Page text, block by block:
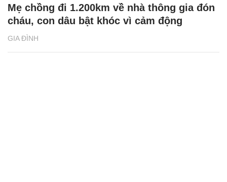
GIA ĐÌNH
Mẹ chồng đi 1.200km về nhà thông gia đón
cháu, con dâu bật khóc vì cảm động